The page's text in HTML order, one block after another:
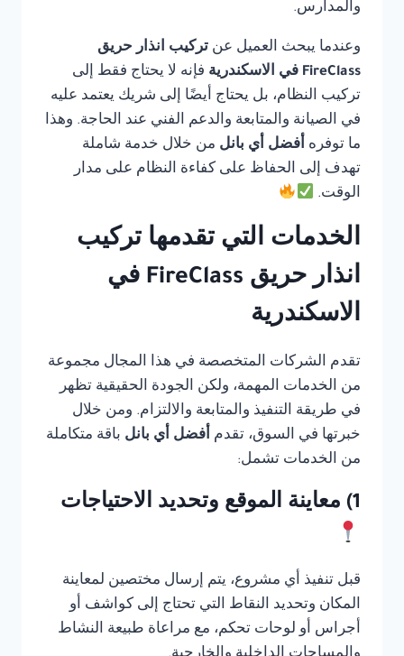
والمدارس.
وعندما يبحث العميل عن تركيب انذار حريق
FireClass في الاسكندرية
فإنه لا يحتاج فقط إلى
تركيب النظام، بل يحتاج أيضًا إلى شريك يعتمد عليه
في الصيانة والمتابعة والدعم الفني عند الحاجة. وهذا
ما توفره أفضل أي بانل من خلال خدمة شاملة
تهدف إلى الحفاظ على كفاءة النظام على مدار
الوقت.
الخدمات التي تقدمها تركيب
انذار حريق FireClass في
الاسكندرية
تقدم الشركات المتخصصة في هذا المجال مجموعة
من الخدمات المهمة، ولكن الجودة الحقيقية تظهر
في طريقة التنفيذ والمتابعة والالتزام. ومن خلال
خبرتها في السوق، تقدم أفضل أي بانل باقة متكاملة
من الخدمات تشمل:
1) معاينة الموقع وتحديد الاحتياجات
قبل تنفيذ أي مشروع، يتم إرسال مختصين لمعاينة
المكان وتحديد النقاط التي تحتاج إلى كواشف أو
أجراس أو لوحات تحكم، مع مراعاة طبيعة النشاط